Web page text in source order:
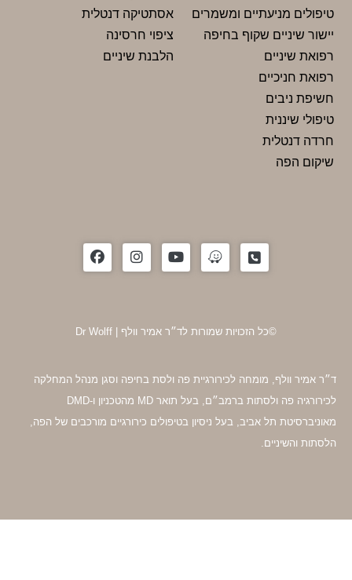
ומשמרים
שקוף בחיפה
אסתטיקה דנטלית
ציפוי חרסינה
הלבנת שיניים
©כל הזכויות שמורות לד״ר אמיר וולף | Dr Wolff
מומחה לכירורגיית פה ולסת בחיפה וסגן מנהל המחלקה
לכירורגיה פה ולסתות ברמב״ם, בעל תואר MD מהטכניון ו-DMD
תל אביב, בעל ניסיון בטיפולים כירורגיים מורכבים של הפה,